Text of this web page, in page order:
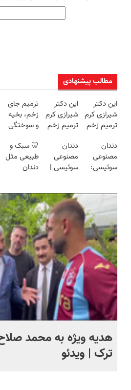
مطالب پیشنهادی
این دکتر
شیرازی کرم
ترمیم زخم
ساخت!!!
این دکتر
شیرازی کرم
ترمیم زخم
ساخت!!!
ترمیم جای
زخم، بخیه
و سوختگی
هفته!!😍
دندان
مصنوعی
سوئیسی:
و مقاوم |
پرداخت
قسطی
دندان
مصنوعی
سوئیسی |
طبیعی!
ویزیت
رایگان+پرداخت
اقساطی😍
🦷 سبک و
طبیعی مثل
دندان
و پرداخت
اقساطی 💳
📍 تهران
هدیه ویژه به محمد
ترک | ویدئو